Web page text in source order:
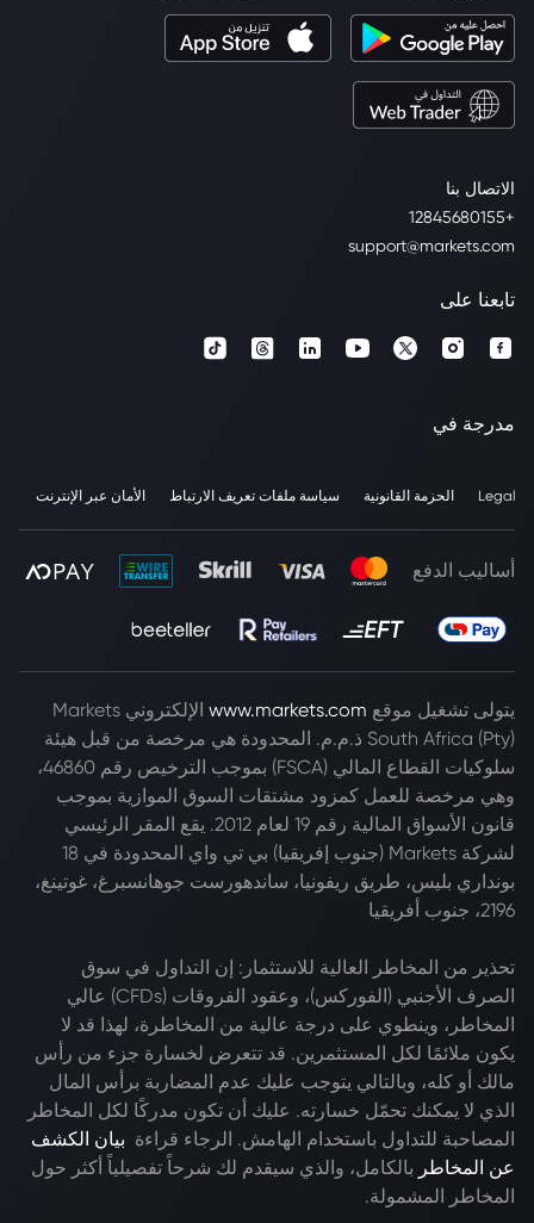
الاتصال بنا
+12845680155
support@markets.com
تابعنا على
مدرجة في
Legal الحزمة القانونية سياسة ملفات تعريف الارتباط الأمان عبر الإنترنت
أساليب الدفع
يتولى تشغيل موقع www.markets.com
الإلكتروني Markets
South Africa (Pty) ذ.م.م. المحدودة هي مرخصة من قبل هيئة
سلوكيات القطاع المالي (FSCA) بموجب الترخيص رقم 46860،
وهي مرخصة للعمل كمزود مشتقات السوق الموازية بموجب
قانون الأسواق المالية رقم 19 لعام 2012. يقع المقر الرئيسي
لشركة Markets (جنوب إفريقيا) بي تي واي المحدودة في 18
بونداري بليس، طريق ريفونيا، ساندهورست جوهانسبرغ، غوتينغ،
2196، جنوب أفريقيا
تحذير من المخاطر العالية للاستثمار: إن التداول في سوق
الصرف الأجنبي (الفوركس)، وعقود الفروقات (CFDs) عالي
المخاطر، وينطوي على درجة عالية من المخاطرة، لهذا قد لا
يكون ملائمًا لكل المستثمرين. قد تتعرض لخسارة جزء من رأس
مالك أو كله، وبالتالي يتوجب عليك عدم المضاربة برأس المال
الذي لا يمكنك تحمّل خسارته. عليك أن تكون مدركًا لكل المخاطر
المصاحبة للتداول باستخدام الهامش. الرجاء قراءة بيان الكشف
عن المخاطر بالكامل، والذي سيقدم لك شرحاً تفصيلياً أكثر حول
المخاطر المشمولة.